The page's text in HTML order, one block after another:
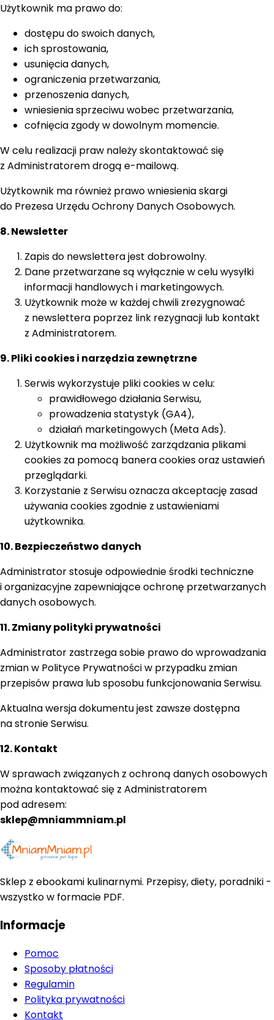
Użytkownik ma prawo do:
dostępu do swoich danych,
ich sprostowania,
usunięcia danych,
ograniczenia przetwarzania,
przenoszenia danych,
wniesienia sprzeciwu wobec przetwarzania,
cofnięcia zgody w dowolnym momencie.
W celu realizacji praw należy skontaktować się
z Administratorem drogą e-mailową.
Użytkownik ma również prawo wniesienia skargi
do Prezesa Urzędu Ochrony Danych Osobowych.
8. Newsletter
Zapis do newslettera jest dobrowolny.
Dane przetwarzane są wyłącznie w celu wysyłki
informacji handlowych i marketingowych.
Użytkownik może w każdej chwili zrezygnować
z newslettera poprzez link rezygnacji lub kontakt
z Administratorem.
9. Pliki cookies i narzędzia zewnętrzne
Serwis wykorzystuje pliki cookies w celu:
prawidłowego działania Serwisu,
prowadzenia statystyk (GA4),
działań marketingowych (Meta Ads).
Użytkownik ma możliwość zarządzania plikami
cookies za pomocą banera cookies oraz ustawień
przeglądarki.
Korzystanie z Serwisu oznacza akceptację zasad
używania cookies zgodnie z ustawieniami
użytkownika.
10. Bezpieczeństwo danych
Administrator stosuje odpowiednie środki techniczne
i organizacyjne zapewniające ochronę przetwarzanych
danych osobowych.
11. Zmiany polityki prywatności
Administrator zastrzega sobie prawo do wprowadzania
zmian w Polityce Prywatności w przypadku zmian
przepisów prawa lub sposobu funkcjonowania Serwisu.
Aktualna wersja dokumentu jest zawsze dostępna
na stronie Serwisu.
12. Kontakt
W sprawach związanych z ochroną danych osobowych
można kontaktować się z Administratorem
pod adresem:
sklep@mniammniam.pl
Sklep z ebookami kulinarnymi. Przepisy, diety, poradniki -
wszystko w formacie PDF.
Informacje
Pomoc
Sposoby płatności
Regulamin
Polityka prywatności
Kontakt